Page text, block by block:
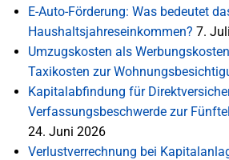
E-Auto-Förderung: Was bedeutet
Haushaltsjahreseinkommen? 7.
Umzugskosten als
Taxikosten zur
Kapitalabfindung für
Verfassungsbeschwerde zur
24. Juni 2026
Verlustverrechnung bei